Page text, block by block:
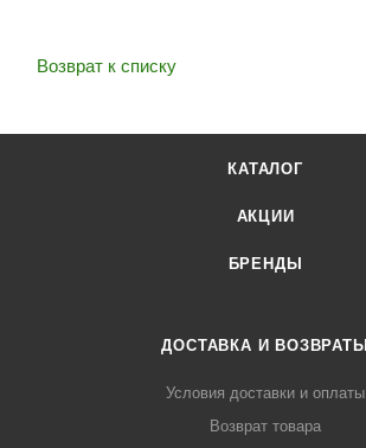
Возврат к списку
КАТАЛОГ
АКЦИИ
БРЕНДЫ
ДОСТАВКА И ВОЗВРАТЫ
Условия доставки и оплаты
Возврат товара